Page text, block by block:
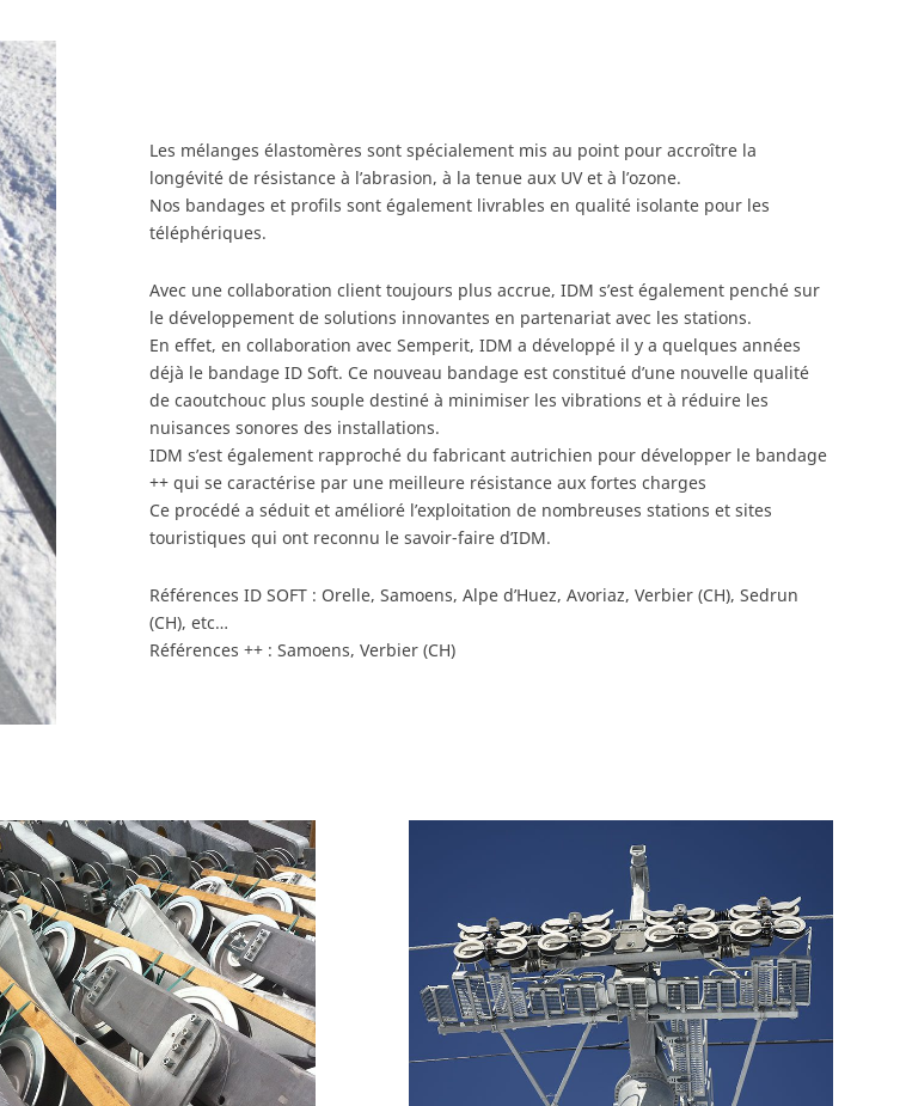
Les mélanges élastomères sont spécialement mis au point pour accroître la
longévité de résistance à l’abrasion, à la tenue aux UV et à l’ozone.
Nos bandages et profils sont également livrables en qualité isolante pour les
téléphériques.
Avec une collaboration client toujours plus accrue, IDM s’est également penché sur
le développement de solutions innovantes en partenariat avec les stations.
En effet, en collaboration avec Semperit, IDM a développé il y a quelques années
déjà le bandage ID Soft. Ce nouveau bandage est constitué d’une nouvelle qualité
de caoutchouc plus souple destiné à minimiser les vibrations et à réduire les
nuisances sonores des installations.
IDM s’est également rapproché du fabricant autrichien pour développer le bandage
++ qui se caractérise par une meilleure résistance aux fortes charges
Ce procédé a séduit et amélioré l’exploitation de nombreuses stations et sites
touristiques qui ont reconnu le savoir-faire d’IDM.
Références ID SOFT : Orelle, Samoens, Alpe d’Huez, Avoriaz, Verbier (CH), Sedrun
(CH), etc…
Références ++ : Samoens, Verbier (CH)